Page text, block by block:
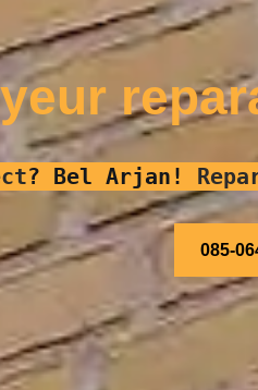
? Bel Arjan!
085-